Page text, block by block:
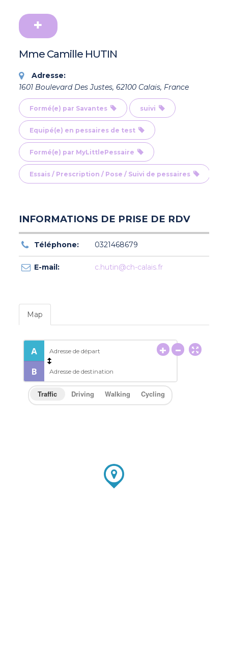
Mme Camille HUTIN
Adresse:
1601 Boulevard Des Justes, 62100 Calais, France
Formé(e) par Savantes suivi
Equipé(e) en pessaires de test
Formé(e) par MyLittlePessaire
Essais / Prescription / Pose / Suivi de pessaires
INFORMATIONS DE PRISE DE RDV
Téléphone: 0321468679
E-mail: c.hutin@ch-calais.fr
Map
Traffic Driving Walking Cycling